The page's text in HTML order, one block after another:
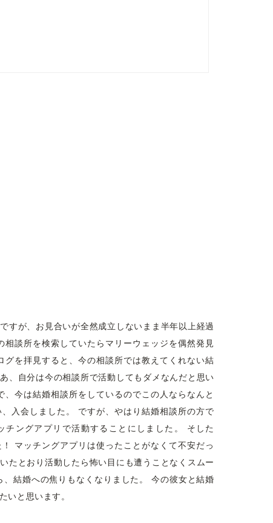
すが、お見合いが全然成立しないまま半年以上経過
相談所を検索していたらマリーウェッジを偶然発見
グを拝見すると、今の相談所では教えてくれない結
、自分は今の相談所で活動してもダメなんだと思い
、今は結婚相談所をしているのでこの人ならなんと
入会しました。 ですが、やはり結婚相談所の方で
チングアプリで活動することにしました。 そした
マッチングアプリは使ったことがなくて不安だっ
たとおり活動したら怖い目にも遭うことなくスムー
結婚への焦りもなくなりました。 今の彼女と結婚
いと思います。